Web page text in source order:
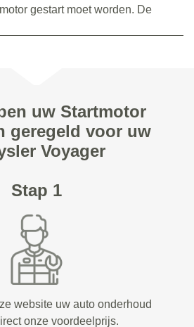
gestart moet worden. De
uw Startmotor
geregeld voor uw
Voyager
Stap 1
website uw auto onderhoud
onze voordeelprijs.